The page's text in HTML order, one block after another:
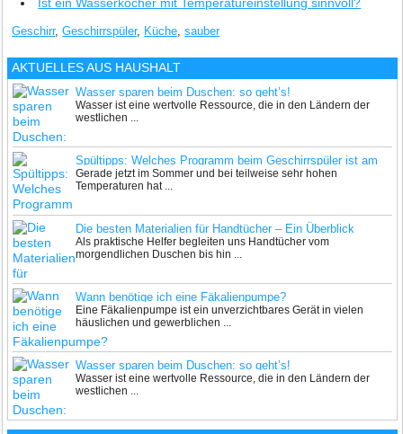
Geschirr,Geschirrspüler, Küche,sauber
AKTUELLES AUS HAUSHALT
Wasser sparen beim Duschen: so geht’s!
Wasser ist eine wertvolle Ressource, die in den Ländern der
westlichen ...
Spültipps: Welches Programm beim Geschirrspüler ist am
besten?
Gerade jetzt im Sommer und bei teilweise sehr hohen
Temperaturen hat ...
Die besten Materialien für Handtücher – Ein Überblick
Als praktische Helfer begleiten uns Handtücher vom
morgendlichen Duschen bis hin ...
Wann benötige ich eine Fäkalienpumpe?
Eine Fäkalienpumpe ist ein unverzichtbares Gerät in vielen
häuslichen und gewerblichen ...
Wasser sparen beim Duschen: so geht’s!
Wasser ist eine wertvolle Ressource, die in den Ländern der
westlichen ...